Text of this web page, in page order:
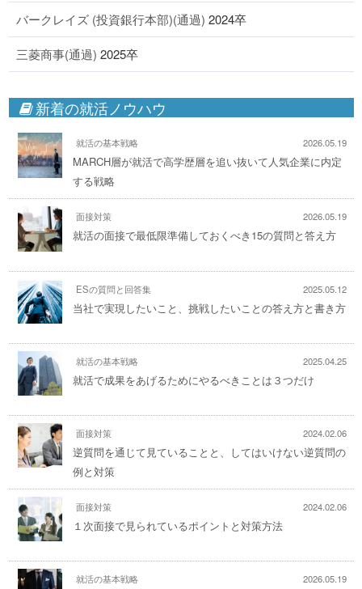
バークレイズ (投資銀行本部)(通過) 2024卒
三菱商事(通過) 2025卒
新着の就活ノウハウ
就活の基本戦略 2026.05.19
MARCH層が就活で高学歴層を追い抜いて人気企業に内定
する戦略
面接対策 2026.05.19
就活の面接で最低限準備しておくべき15の質問と答え方
ESの質問と回答集 2025.05.12
当社で実現したいこと、挑戦したいことの答え方と書き方
就活の基本戦略 2025.04.25
就活で成果をあげるためにやるべきことは３つだけ
面接対策 2024.02.06
逆質問を通じて見ていることと、してはいけない逆質問の
例と対策
面接対策 2024.02.06
１次面接で見られているポイントと対策方法
就活の基本戦略 2026.05.19